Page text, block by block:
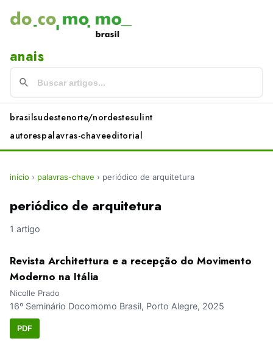
anais
brasilsudestenorte/nordestesulint
autorespalavras-chaveeditorial
início › palavras-chave › periódico de arquitetura
periódico de arquitetura
1 artigo
Revista Architettura e a recepção do Movimento
Moderno na Itália
Nicolle Prado
16º Seminário Docomomo Brasil, Porto Alegre, 2025
PDF